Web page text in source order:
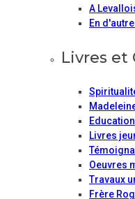
A
En
Livres et
Education
Livres
Oeuvres
Travaux
Frère